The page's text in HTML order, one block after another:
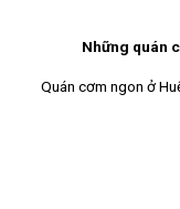
Những quán
Quán cơm ngon ở